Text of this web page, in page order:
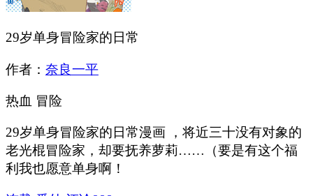
29岁单身冒险家的日常
作者： 奈良一平
热血 冒险
29岁单身冒险家的日常漫画 ，将近三十没有对象的
老光棍冒险家，却要抚养萝莉……（要是有这个福
利我也愿意单身啊！